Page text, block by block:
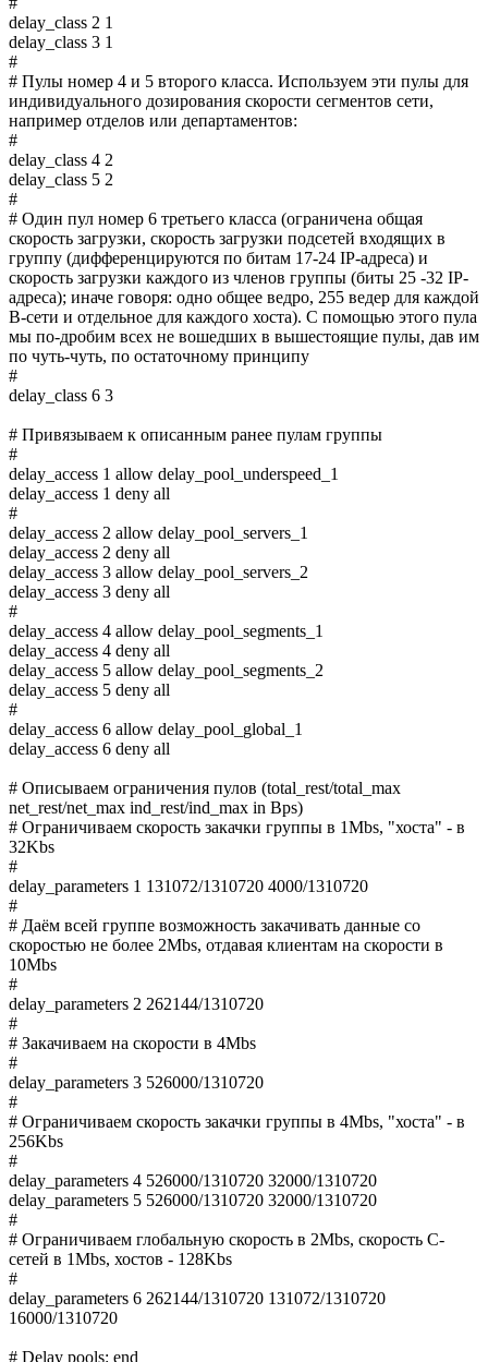
delay_class 2 1
delay_class 3 1
#
# Пулы номер 4 и 5 второго класса. Используем эти пулы для
индивидуального дозирования скорости сегментов сети,
например отделов или департаментов:
#
delay_class 4 2
delay_class 5 2
#
# Один пул номер 6 третьего класса (ограничена общая
скорость загрузки, скорость загрузки подсетей входящих в
группу (дифференцируются по битам 17-24 IP-адреса) и
скорость загрузки каждого из членов группы (биты 25 -32 IP-
адреса); иначе говоря: одно общее ведро, 255 ведер для каждой
B-сети и отдельное для каждого хоста). С помощью этого пула
мы по-дробим всех не вошедших в вышестоящие пулы, дав им
по чуть-чуть, по остаточному принципу
#
delay_class 6 3
# Привязываем к описанным ранее пулам группы
#
delay_access 1 allow delay_pool_underspeed_1
delay_access 1 deny all
#
delay_access 2 allow delay_pool_servers_1
delay_access 2 deny all
delay_access 3 allow delay_pool_servers_2
delay_access 3 deny all
#
delay_access 4 allow delay_pool_segments_1
delay_access 4 deny all
delay_access 5 allow delay_pool_segments_2
delay_access 5 deny all
#
delay_access 6 allow delay_pool_global_1
delay_access 6 deny all
# Описываем ограничения пулов (total_rest/total_max
net_rest/net_max ind_rest/ind_max in Bps)
# Ограничиваем скорость закачки группы в 1Mbs, "хоста" - в
32Kbs
#
delay_parameters 1 131072/1310720 4000/1310720
#
# Даём всей группе возможность закачивать данные со
скоростью не более 2Mbs, отдавая клиентам на скорости в
10Mbs
#
delay_parameters 2 262144/1310720
#
# Закачиваем на скорости в 4Mbs
#
delay_parameters 3 526000/1310720
#
# Ограничиваем скорость закачки группы в 4Mbs, "хоста" - в
256Kbs
#
delay_parameters 4 526000/1310720 32000/1310720
delay_parameters 5 526000/1310720 32000/1310720
#
# Ограничиваем глобальную скорость в 2Mbs, скорость C-
сетей в 1Mbs, хостов - 128Kbs
#
delay_parameters 6 262144/1310720 131072/1310720
16000/1310720
# Delay pools: end